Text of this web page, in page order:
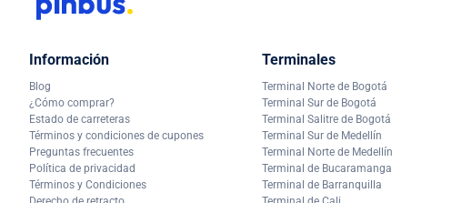
Información
Blog
¿Cómo comprar?
Estado de carreteras
Términos y condiciones de cupones
Preguntas frecuentes
Política de privacidad
Términos y Condiciones
Terminales
Terminal Norte de Bogotá
Terminal Sur de Bogotá
Terminal Salitre de Bogotá
Terminal Sur de Medellín
Terminal Norte de Medellín
Terminal de Bucaramanga
Terminal de Barranquilla